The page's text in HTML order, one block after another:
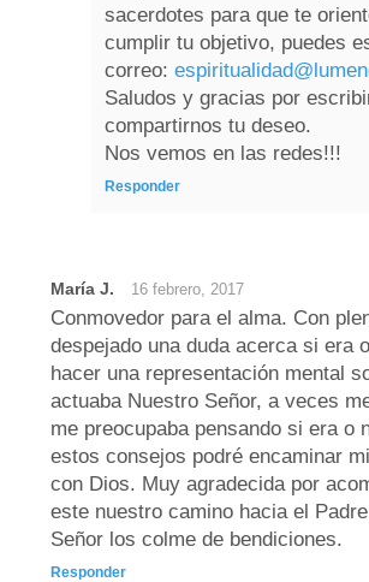
sacerdotes para que te
cumplir tu objetivo, puedes
correo:
Saludos y gracias por
compartirnos tu deseo.
Nos vemos en las redes!!!
Responder
María J. 16 febrero, 2017
Conmovedor para el alma. Con
despejado una duda acerca si era
hacer una representación mental
actuaba Nuestro Señor, a veces
me preocupaba pensando si era o
estos consejos podré encaminar
con Dios. Muy agradecida por
este nuestro camino hacia el
Señor los colme de bendiciones.
Responder